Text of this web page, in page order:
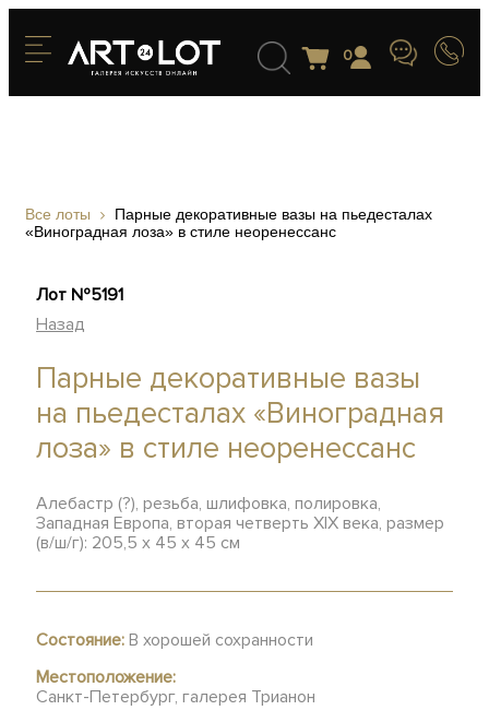
0
Все лоты
Парные декоративные вазы на пьедесталах
«Виноградная лоза» в стиле неоренессанс
Лот №5191
Назад
Парные декоративные вазы
на пьедесталах «Виноградная
лоза» в стиле неоренессанс
Алебастр (?), резьба, шлифовка, полировка,
Западная Европа, вторая четверть XIX века, размер
(в/ш/г): 205,5 х 45 х 45 см
Состояние: В хорошей сохранности
Местоположение:
Санкт-Петербург, галерея Трианон